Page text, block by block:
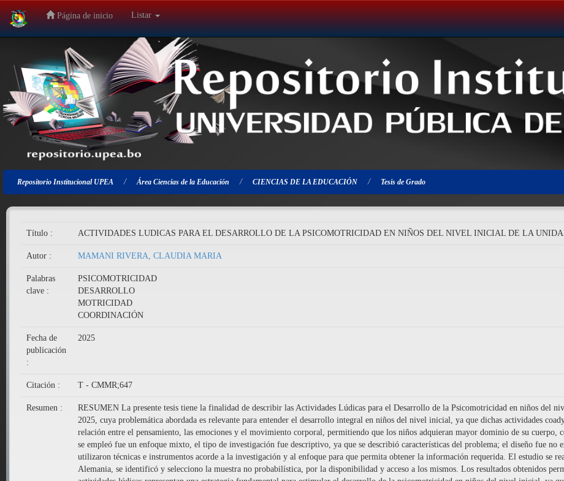
Salir
navegación
Página de inicio Listar
Repositorio Institucional UPEA Área Ciencias de la Educación CIENCIAS DE LA EDUCACIÓN Tesis de Grado
Título : ACTIVIDADES LUDICAS PARA EL DESARROLLO DE LA PSICOMOTRICIDAD EN NIÑOS DEL NIVEL INICIAL DE LA
Autor : MAMANI RIVERA, CLAUDIA MARIA
Palabras
clave :
PSICOMOTRICIDAD
DESARROLLO
MOTRICIDAD
COORDINACIÓN
Fecha de
publicación
:
2025
Citación : T - CMMR;647
Resumen :
RESUMEN La presente tesis tiene la finalidad de describir las Actividades Lúdicas para el Desarrollo de la Psicomotricidad en niños del
2025, cuya problemática abordada es relevante para entender el desarrollo integral en niños del nivel inicial, ya que dichas actividades
relación entre el pensamiento, las emociones y el movimiento corporal, permitiendo que los niños adquieran mayor dominio de su
se empleó fue un enfoque mixto, el tipo de investigación fue descriptivo, ya que se describió características del problema; el diseño fue
utilizaron técnicas e instrumentos acorde a la investigación y al enfoque para que permita obtener la información requerida. El estudio se
Alemania, se identificó y selecciono la muestra no probabilística, por la disponibilidad y acceso a los mismos. Los resultados obtenidos